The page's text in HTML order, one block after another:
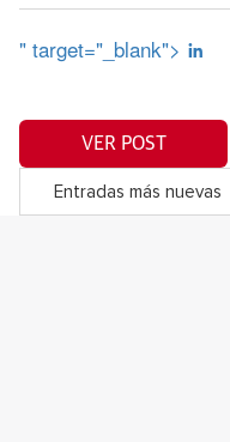
" target="_blank">
VER POST
Entradas más nuevas